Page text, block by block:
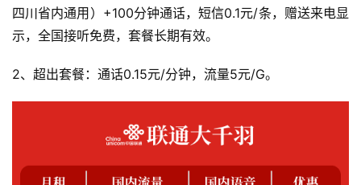
四川省内通用）+100分钟通话，短信0.1元/条，赠送来电显
示，全国接听免费，套餐长期有效。
2、超出套餐：通话0.15元/分钟，流量5元/G。